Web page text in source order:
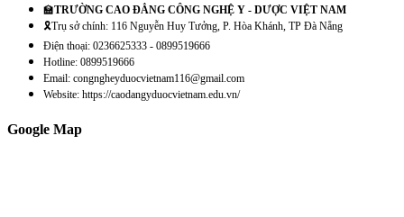
🏫TRƯỜNG CAO ĐẲNG CÔNG NGHỆ Y - DƯỢC VIỆT NAM
🎗️Trụ sở chính: 116 Nguyễn Huy Tưởng, P. Hòa Khánh, TP Đà Nẵng
Điện thoại: 0236625333 - 0899519666
Hotline: 0899519666
Email: congngheyduocvietnam116@gmail.com
Website: https://caodangyduocvietnam.edu.vn/
Google Map